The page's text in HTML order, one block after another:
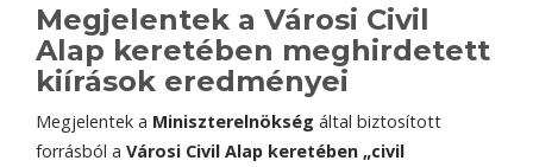
Megjelentek a Városi Civil
Alap keretében meghirdetett
kiírások eredményei
Megjelentek a Miniszterelnökség által biztosított
forrásból a Városi Civil Alap keretében „civil